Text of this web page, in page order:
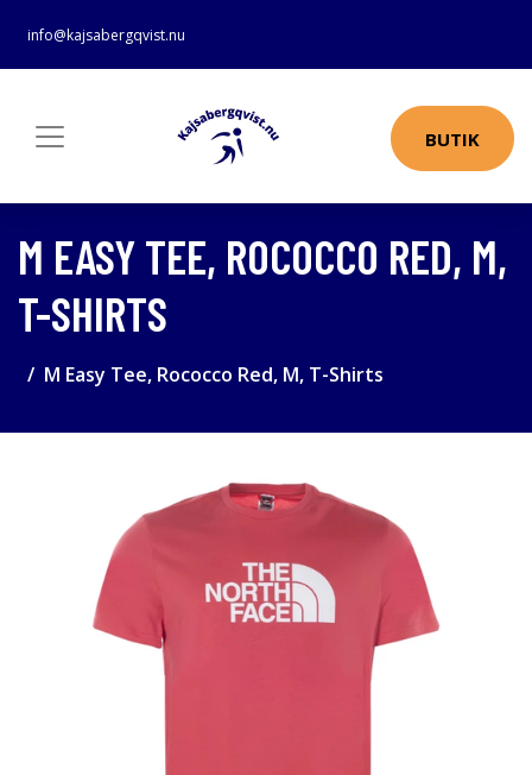
info@kajsabergqvist.nu
BUTIK
M EASY TEE, ROCOCCO RED, M,
T-SHIRTS
M Easy Tee, Rococco Red, M, T-Shirts